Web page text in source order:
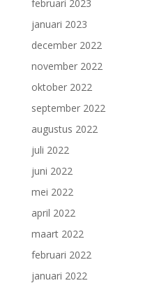
februari 2023
januari 2023
december 2022
november 2022
oktober 2022
september 2022
augustus 2022
juli 2022
juni 2022
mei 2022
april 2022
maart 2022
februari 2022
januari 2022